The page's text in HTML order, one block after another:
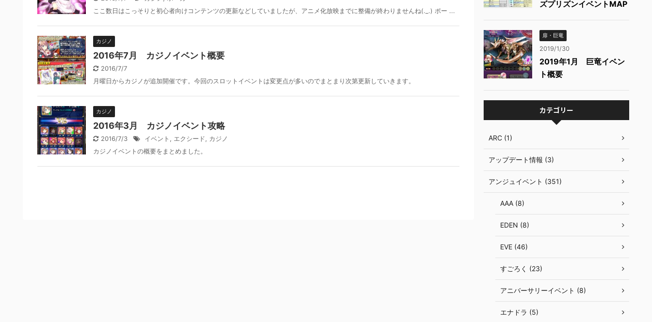
ここ数日はこっそりと初心者向けコンテンツの更新などしていましたが、アニメ化放映までに整備が終わりませんね(._.) ポー ...
カジノ
2016年7月 カジノイベント概要
2016/7/7
月曜日からカジノが追加開催です。今回のスロットイベントは変更点が多いのでまとまり次第更新していきます。
カジノ
2016年3月 カジノイベント攻略
2016/7/3 イベント , エクシード, カジノ
カジノイベントの概要をまとめました。
ズプリズンイベントMAP
扉・巨竜
2019/1/30
2019年1月 巨竜イベン
ト概要
カテゴリー
ARC (1)
アップデート情報 (3)
アンジュイベント (351)
AAA (8)
EDEN (8)
EVE (46)
すごろく (23)
アニバーサリーイベント (8)
エナドラ (5)